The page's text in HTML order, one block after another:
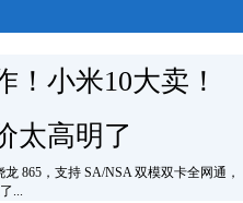
！小米10大卖！
太高明了
865，支持 SA/NSA 双模双卡全网通，
...